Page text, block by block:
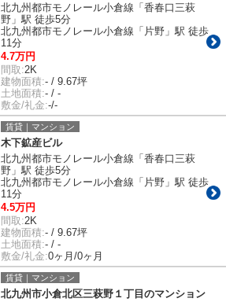
北九州都市モノレール小倉線「香春口三萩
野」駅 徒歩5分
北九州都市モノレール小倉線「片野」駅 徒歩
11分
4.7万円
間取:2K
建物面積:- / 9.67坪
土地面積:- / -
敷金/礼金:-/-
賃貸｜マンション
木下鉱産ビル
北九州都市モノレール小倉線「香春口三萩
野」駅 徒歩5分
北九州都市モノレール小倉線「片野」駅 徒歩
11分
4.5万円
間取:2K
建物面積:- / 9.67坪
土地面積:- / -
敷金/礼金:0ヶ月/0ヶ月
賃貸｜マンション
北九州市小倉北区三萩野１丁目のマンション